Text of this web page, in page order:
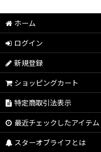
ホーム
ログイン
新規登録
ショッピングカート
特定商取引法表示
最近チェックしたアイテム
スターオブライフとは